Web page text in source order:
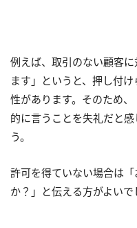
例えば、取引のない顧客
ます」というと、押し付
性があります。そのため
的に言うことを失礼だと
う。
許可を得ていない場合は
か？」と伝える方がよいで